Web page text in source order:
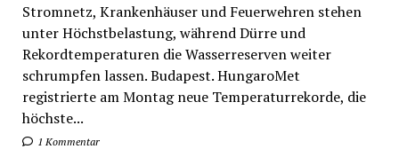
Stromnetz, Krankenhäuser und Feuerwehren stehen
unter Höchstbelastung, während Dürre und
Rekordtemperaturen die Wasserreserven weiter
schrumpfen lassen. Budapest. HungaroMet
registrierte am Montag neue Temperaturrekorde, die
höchste...
1 Kommentar